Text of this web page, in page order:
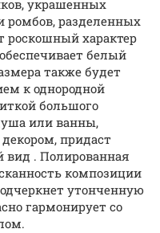
украшенных
ромбов, разделенных
характер
белый
также будет
к однородной
большого
или ванны,
придаст
вид . Полированная
композиции
утонченную
гармонирует со